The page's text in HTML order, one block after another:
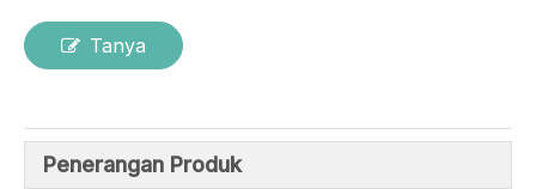
Tanya
Penerangan Produk